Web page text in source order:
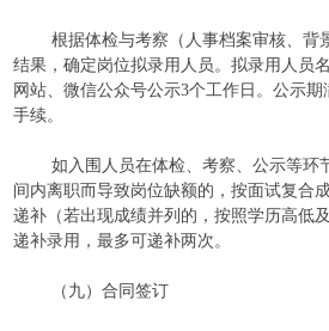
根据体检与考察（人事档案审核、背
结果，确定岗位拟录用人员。拟录用人员
网站、微信公众号公示3个工作日。公示
手续。
如入围人员在体检、考察、公示等环
间内离职而导致岗位缺额的，按面试复合
递补（若出现成绩并列的，按照学历高低
递补录用，最多可递补两次。
（九）合同签订